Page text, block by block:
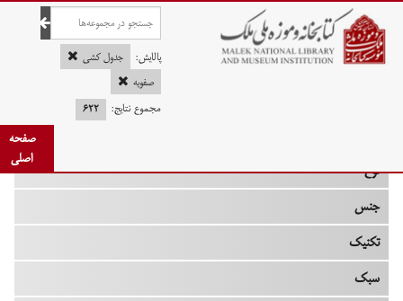
صفحه اصلی
پالایش:
جدول کشی
صفویه
مجموع نتایج:
۶۲۲
صفحه
اصلی
نوع
جنس
تکنیک
سبک